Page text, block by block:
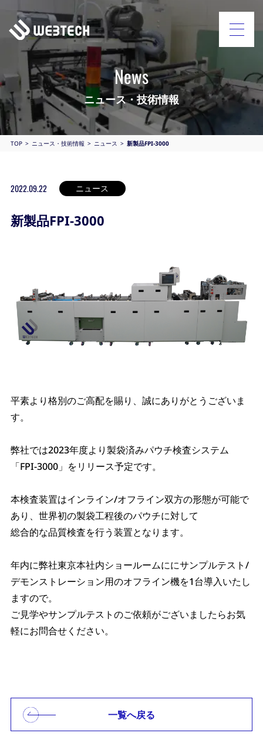
News
ニュース・技術情報
TOP ニュース・技術情報 ニュース 新製品FPI-3000
2022.09.22 ニュース
新製品FPI-3000
平素より格別のご高配を賜り、誠にありがとうございま
す。
弊社では2023年度より製袋済みパウチ検査システム
「FPI-3000」をリリース予定です。
本検査装置はインライン/オフライン双方の形態が可能で
あり、世界初の製袋工程後のパウチに対して
総合的な品質検査を行う装置となります。
年内に弊社東京本社内ショールームににサンプルテスト/
デモンストレーション用のオフライン機を1台導入いたし
ますので。
ご見学やサンプルテストのご依頼がございましたらお気
軽にお問合せください。
一覧へ戻る